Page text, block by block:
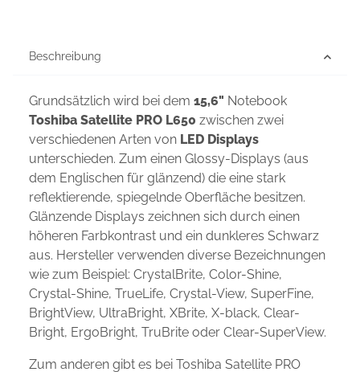
Beschreibung
Grundsätzlich wird bei dem 15,6" Notebook
Toshiba Satellite PRO L650 zwischen zwei
verschiedenen Arten von LED Displays
unterschieden. Zum einen Glossy-Displays (aus
dem Englischen für glänzend) die eine stark
reflektierende, spiegelnde Oberfläche besitzen.
Glänzende Displays zeichnen sich durch einen
höheren Farbkontrast und ein dunkleres Schwarz
aus. Hersteller verwenden diverse Bezeichnungen
wie zum Beispiel: CrystalBrite, Color-Shine,
Crystal-Shine, TrueLife, Crystal-View, SuperFine,
BrightView, UltraBright, XBrite, X-black, Clear-
Bright, ErgoBright, TruBrite oder Clear-SuperView.
Zum anderen gibt es bei Toshiba Satellite PRO